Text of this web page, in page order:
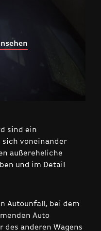
sind ein
sich voneinander
außereheliche
und im Detail
Autounfall, bei dem
Auto
des anderen Wagens